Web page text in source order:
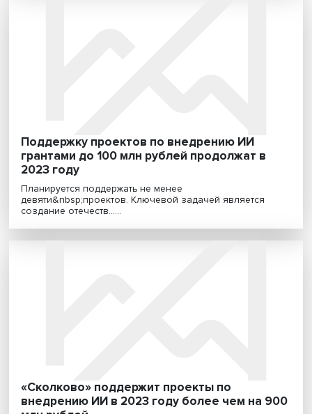
ведет расширение использования
искусственного интеллекта
Появление ChatGPT многие считают прорывом в
развитии искусственного интеллекта (ИИ), который
прив......
«Сбер» объявил международный конкурс